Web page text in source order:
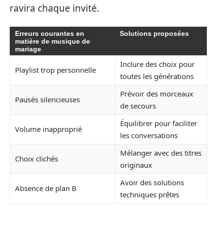
ravira chaque invité.
Erreurs courantes en
matière de musique de
mariage
Solutions proposées
Playlist trop personnelle
Inclure des choix pour
toutes les générations
Pausés silencieuses
Prévoir des morceaux
de secours
Volume inapproprié
Équilibrer pour faciliter
les conversations
Choix clichés
Mélanger avec des titres
originaux
Absence de plan B
Avoir des solutions
techniques prêtes